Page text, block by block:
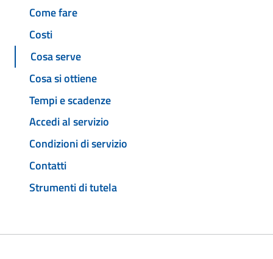
Come fare
Costi
Cosa serve
Cosa si ottiene
Tempi e scadenze
Accedi al servizio
Condizioni di servizio
Contatti
Strumenti di tutela